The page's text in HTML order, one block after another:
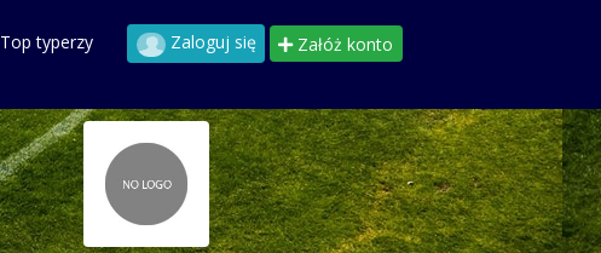
Top typerzy Zaloguj się Załóż konto